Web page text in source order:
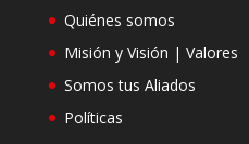
Quiénes somos
Misión y Visión | Valores
Somos tus Aliados
Políticas